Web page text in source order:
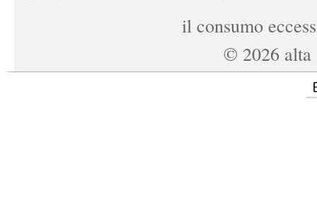
il consumo
© 2026